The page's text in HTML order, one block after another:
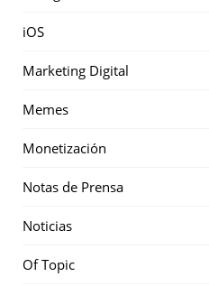
iOS
Marketing Digital
Memes
Monetización
Notas de Prensa
Noticias
Of Topic